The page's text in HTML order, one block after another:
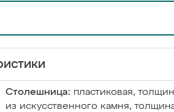
Столешница: пластиковая,
из искусственного камня,